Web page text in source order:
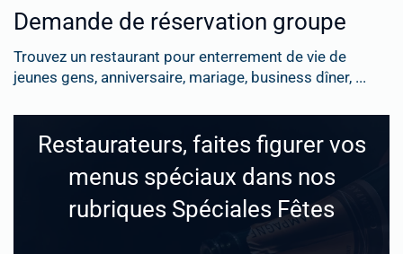
Demande de réservation groupe
Trouvez un restaurant pour enterrement de vie de
jeunes gens, anniversaire, mariage, business dîner, ...
Restaurateurs, faites figurer vos
menus spéciaux dans nos
rubriques Spéciales Fêtes